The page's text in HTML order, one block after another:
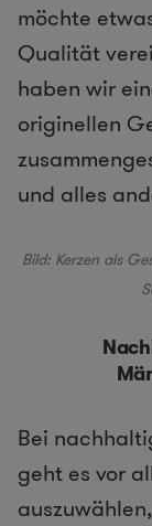
möchte
Qualität
haben wir
originellen
und alles
Bild: Kerzen als
Bei
geht es vor